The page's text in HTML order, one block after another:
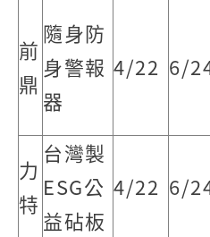
前
鼎
隨身防
身警報
器
4/22 6/
力
特
台灣製
ESG公
益砧板
4/22 6/